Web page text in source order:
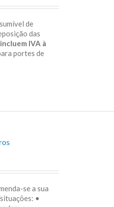
de
das
IVA à
portes de
se a sua
•